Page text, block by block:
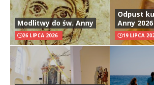
Modlitwy do św. Anny
26 LIPCA 2026
Odpust
Anny 2026
19 LIPCA